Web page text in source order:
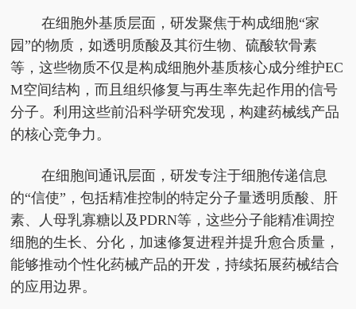
在细胞外基质层面 ， 研发聚焦于构成细胞“家
园”的物质，如透明质酸及其衍生物、硫酸软骨素
等，这些物质不仅是构成细胞外基质核心成分维护EC
M空间结构，而且组织修复与再生率先起作用的信号
分子。利用这些前沿科学研究发现，构建药械线产品
的核心竞争力。
在细胞间通讯层面 ， 研发专注于细胞传递信息
的“信使”，包括精准控制的特定分子量透明质酸、肝
素、人母乳寡糖以及PDRN等，这些分子能精准调控
细胞的生长、分化，加速修复进程并提升愈合质量，
能够推动个性化药械产品的开发，持续拓展药械结合
的应用边界。